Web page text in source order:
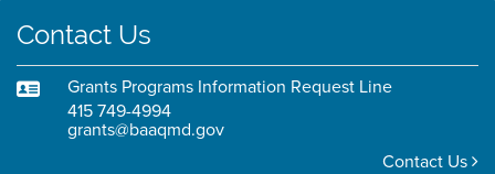
Contact Us
Grants Programs Information Request Line
415 749-4994
grants@baaqmd.gov
Contact Us